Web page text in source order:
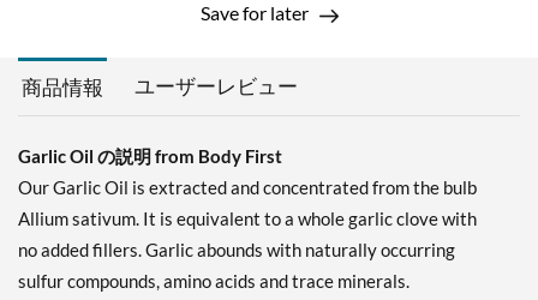
Save for later
商品情報 ユーザーレビュー
Garlic Oil の説明 from Body First
Our Garlic Oil is extracted and concentrated from the bulb
Allium sativum. It is equivalent to a whole garlic clove with
no added fillers. Garlic abounds with naturally occurring
sulfur compounds, amino acids and trace minerals.